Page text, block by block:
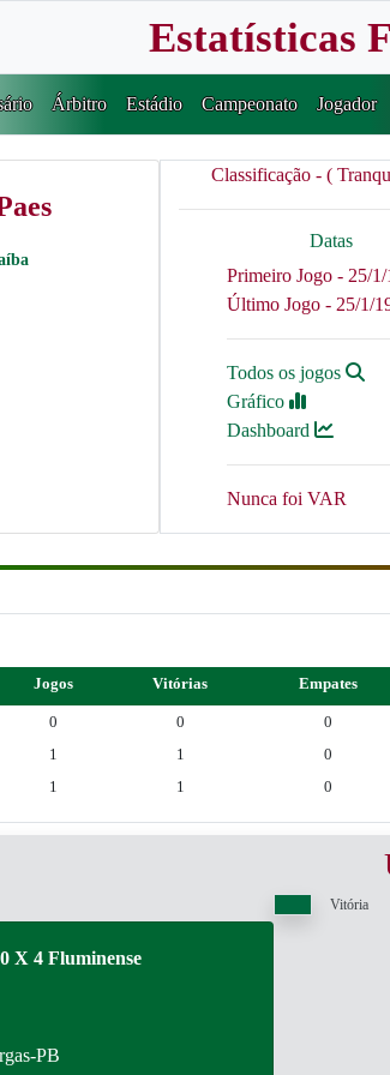
Estatísticas
Árbitro Estádio Campeonato Jogador
Classificação - (
Datas
Primeiro Jogo - 25/
Último Jogo - 25/1/
Todos os jogos
Gráfico
Dashboard
Nunca foi VAR
Jogos Vitórias Empates
0 0 0
1 1 0
1 1 0
Vitória
X 4 Fluminense
PB